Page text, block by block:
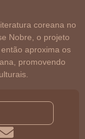
coreana no
Nobre, o projeto
aproxima os
promovendo